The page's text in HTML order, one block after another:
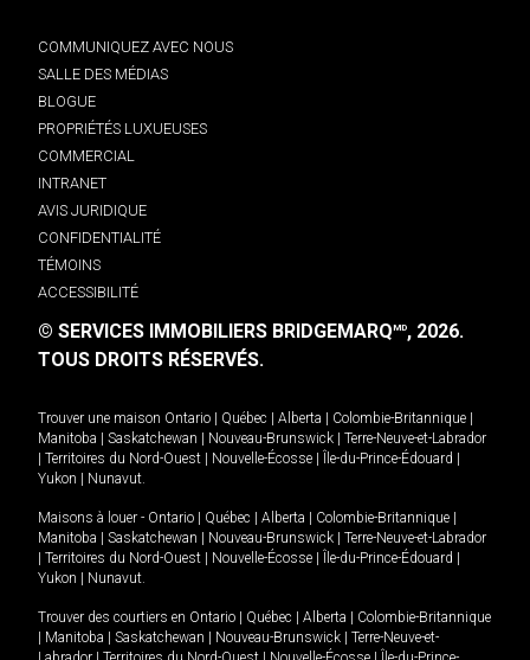
COMMUNIQUEZ AVEC NOUS
SALLE DES MÉDIAS
BLOGUE
PROPRIÉTÉS LUXUEUSES
COMMERCIAL
INTRANET
AVIS JURIDIQUE
CONFIDENTIALITÉ
TÉMOINS
ACCESSIBILITÉ
© SERVICES IMMOBILIERS BRIDGEMARQMD, 2026.
TOUS DROITS RÉSERVÉS.
Trouver une maison Ontario Québec Alberta Colombie-Britannique
Manitoba
Saskatchewan Nouveau-Brunswick
Terre-Neuve-et-Labrador
Territoires du Nord-Ouest Nouvelle-Écosse Île-du-Prince-Édouard
Yukon
Nunavut.
Maisons à louer - Ontario Québec Alberta Colombie-Britannique
Manitoba
Saskatchewan Nouveau-Brunswick
Terre-Neuve-et-Labrador
Territoires du Nord-Ouest Nouvelle-Écosse Île-du-Prince-Édouard
Yukon
Nunavut.
Trouver des courtiers en Ontario Québec Alberta
Colombie-Britannique
Manitoba Saskatchewan Nouveau-Brunswick
Terre-Neuve-et-